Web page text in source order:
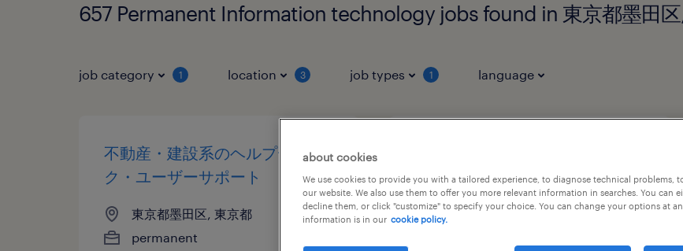
657 Permanent Information technology jobs found in 東京都墨田
job category 1 location 3 job types 1 language
不動産・建設系のヘルプデス
ク・ユーザーサポート
東京都墨田区, 東京都
permanent
ートアップ
東京23区, 東京都
about cookies
We use cookies to provide you with a tailored experience, to diagnose technical problems,
our website. We also use them to offer you more relevant information in searches. You can
decline them, or click "customize" to specify your choice. You can change your options at
information is in our cookie policy.